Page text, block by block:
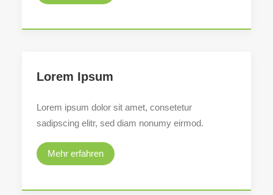
Lorem Ipsum
Lorem ipsum dolor sit amet, consetetur
sadipscing elitr, sed diam nonumy eirmod.
Mehr erfahren